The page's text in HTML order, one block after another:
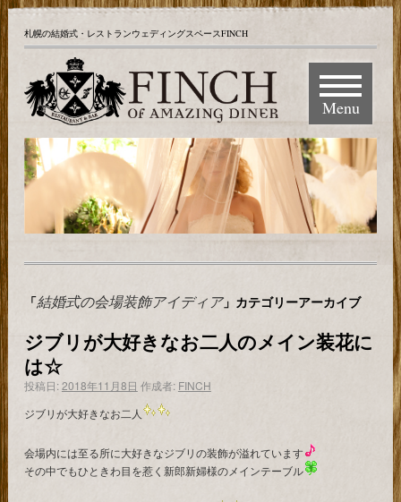
札幌の結婚式・レストランウェディングスペースFINCH
Menu
「結婚式の会場装飾アイディア」カテゴリーアーカイブ
ジブリが大好きなお二人のメイン装花に
は☆
投稿日:2018年11月8日 作成者: FINCH
ジブリが大好きなお二人
会場内には至る所に大好きなジブリの装飾が溢れています
その中でもひときわ目を惹く新郎新婦様のメインテーブル